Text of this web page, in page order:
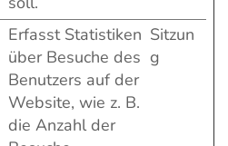
Erfasst Statistiken
über Besuche des
Benutzers auf der
Website, wie z. B.
die Anzahl der
Sitzun
g